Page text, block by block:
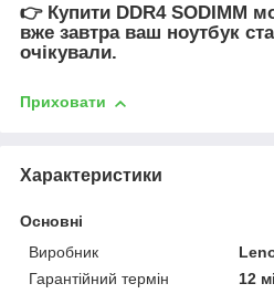
👉 Купити DDR4 SODIMM
вже завтра ваш ноутбук
очікували.
Приховати
Характеристики
Основні
Виробник
Гарантійний термін
12